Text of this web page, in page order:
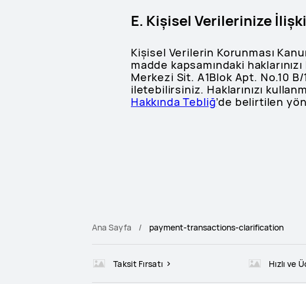
E. Kişisel Verilerinize
Kişisel Verilerin Korunması
madde kapsamındaki
Merkezi Sit. A1Blok Apt. No.10
iletebilirsiniz. Haklarınızı
Hakkında Tebliğ’de belirtilen
Ana Sayfa payment-transactions-clarification
Taksit Fırsatı Hızlı ve